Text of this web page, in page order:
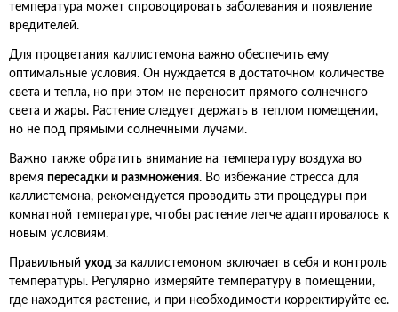
температура может спровоцировать заболевания и появление
вредителей.
Для процветания каллистемона важно обеспечить ему
оптимальные условия. Он нуждается в достаточном количестве
света и тепла, но при этом не переносит прямого солнечного
света и жары. Растение следует держать в теплом помещении,
но не под прямыми солнечными лучами.
Важно также обратить внимание на температуру воздуха во
время пересадки и размножения. Во избежание стресса для
каллистемона, рекомендуется проводить эти процедуры при
комнатной температуре, чтобы растение легче адаптировалось к
новым условиям.
Правильный уход за каллистемоном включает в себя и контроль
температуры. Регулярно измеряйте температуру в помещении,
где находится растение, и при необходимости корректируйте ее.